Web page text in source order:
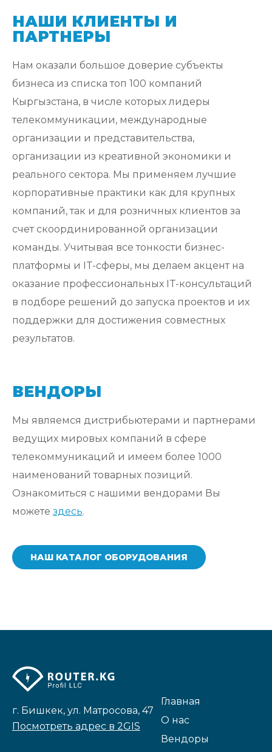
НАШИ КЛИЕНТЫ И
ПАРТНЕРЫ
Нам оказали большое доверие субъекты
бизнеса из списка топ 100 компаний
Кыргызстана, в числе которых лидеры
телекоммуникации, международные
организации и представительства,
организации из креативной экономики и
реального сектора. Мы применяем лучшие
корпоративные практики как для крупных
компаний, так и для розничных клиентов за
счет скоординированной организации
команды. Учитывая все тонкости бизнес-
платформы и IT-сферы, мы делаем акцент на
оказание профессиональных IT-консультаций
в подборе решений до запуска проектов и их
поддержки для достижения совместных
результатов.
ВЕНДОРЫ
Мы являемся дистрибьютерами и партнерами
ведущих мировых компаний в сфере
телекоммуникаций и имеем более 1000
наименований товарных позиций.
Ознакомиться с нашими вендорами Вы
можете здесь.
НАШ КАТАЛОГ ОБОРУДОВАНИЯ
г. Бишкек, ул. Матросова, 47
Посмотреть адрес в 2GIS
Главная
О нас
Вендоры